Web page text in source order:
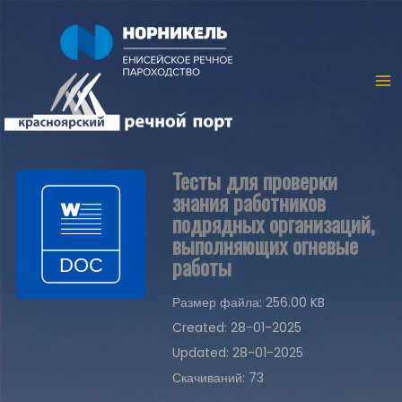
Тесты для проверки
знания работников
подрядных организаций,
выполняющих огневые
работы
Размер файла: 256.00 KB
Created: 28-01-2025
Updated: 28-01-2025
Скачиваний: 73